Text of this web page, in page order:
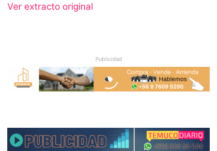
Ver extracto original
Publicidad